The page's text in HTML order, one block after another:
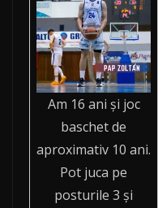
Am 16 ani şi joc
baschet de
aproximativ 10 ani.
Pot juca pe
posturile 3 şi